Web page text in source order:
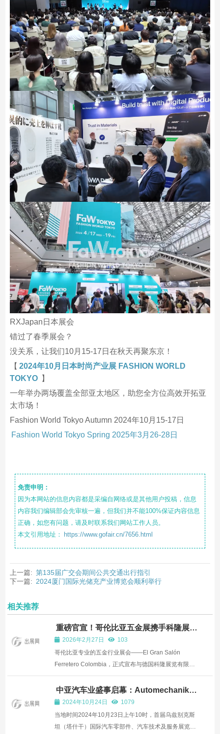
RXJapan日本展会
错过了春季展会？
没关系，让我们10月15-17日在秋天再聚东京！
【 2024年10月日本时尚产业展 FASHION WORLD
TOKYO
】
一年举办两场覆盖全部亚太地区，助您全方位高效开拓亚
太市场！
Fashion World Tokyo Autumn 2024年10月15-17日
Fashion World Tokyo Spring 2025年3月26-28日
免责申明：
因为本网站的信息内容都是采编自网络或是其他用户投稿，信息
内容我们编辑部会先审核一遍，但我们并不能100%保证内容信息
正确，如您有问题，请及时联系我们网站工作人员。
本文引用地址：
https://www.gofair.cn/7656.html
上一篇: 第135届广交会期间公共交通出行指引
下一篇: 2024厦门国际光储充产业博览会顺利举行
相关推荐
重磅官宣！哥伦比亚五金展携手科隆展
览，开启国际化新征程！
2026年2月27日
103
哥伦比亚专业的五金行业展会——El Gran Salón
Ferretero Colombia，正式宣布与德国科隆展览有限公
司（Koelnmesse）旗下国际品牌“International
Hardware Fair”达成联合品牌合作——展会将于2026年
11月5日至7日在波哥大举办，并将以El Gran Salón
Ferretero Colombia | I...
中亚汽车业盛事启幕：Automechanika
Tashkent 2024引领行业新风尚
2024年10月24日
1079
当地时间2024年10月23日上午10时，首届乌兹别克斯
坦（塔什干）国际汽车零部件、汽车技术及服务展览会